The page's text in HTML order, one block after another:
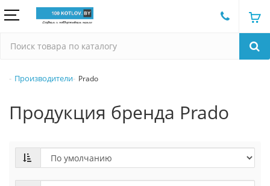
Производители Prado
Продукция бренда Prado